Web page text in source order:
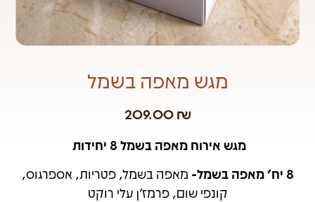
מגש מאפה בשמל
209.00 ₪
מגש אירוח מאפה בשמל 8 יחידות
8 יח' מאפה בשמל-
מאפה בשמל, פטריות, אספרגוס,
קונפי שום,פרמז'ן עלי רוקט